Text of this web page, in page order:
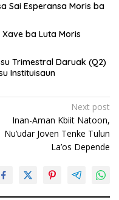
Sai Esperansa Moris ba
ba Luta Moris
Trimestral Daruak (Q2)
Instituisaun
Next post
Inan-Aman Kbiit Natoon,
Nu’udar Joven Tenke Tulun
La’os Depende